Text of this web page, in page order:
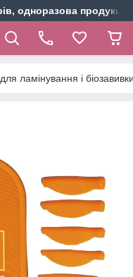
одноразова продукція
ламінування і